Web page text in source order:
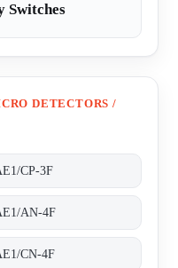
Switches
DETECTORS /
CP-3F
AN-4F
CN-4F